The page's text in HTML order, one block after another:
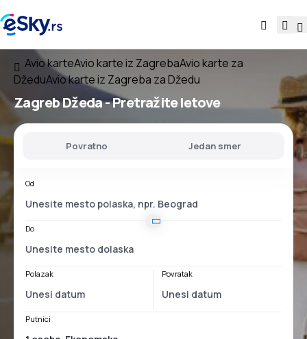
Avio karteAvio karte iz ZagrebaAvio karte za
DžeduAvio karte iz Zagreba za Džedu
Zagreb Džeda- Pretražite letove
Povratno Jedan smer
Od
Do
Polazak Povratak
Putnici